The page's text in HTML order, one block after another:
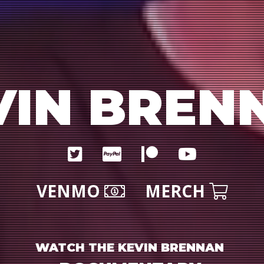
VENMO MERCH
WATCH THE KEVIN BRENNAN